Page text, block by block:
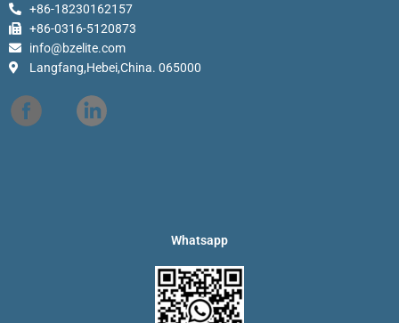
+86-18230162157
+86-0316-5120873
info@bzelite.com
Langfang,Hebei,China. 065000
Whatsapp